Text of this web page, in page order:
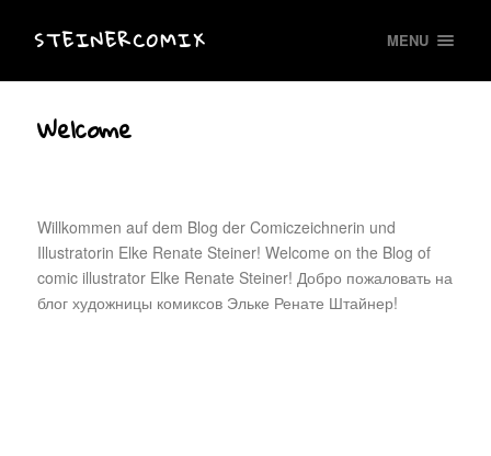
STEINERCOMIX MENU
Welcome
Willkommen auf dem Blog der Comiczeichnerin und
Illustratorin Elke Renate Steiner! Welcome on the Blog of
comic illustrator Elke Renate Steiner! Добро пожаловать на
блог художницы комиксов Эльке Ренате Штайнер!